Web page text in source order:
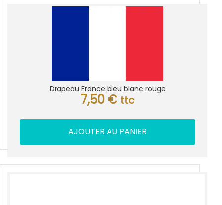
Drapeau France bleu blanc rouge
7,50 € ttc
AJOUTER AU PANIER